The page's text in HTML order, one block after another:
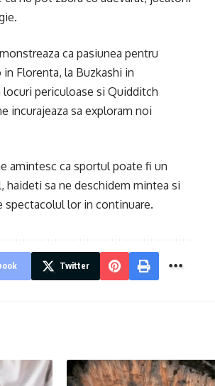
ca pasiunea pentru
Florenta, la Buzkashi in
locuri periculoase si Quidditch
incurajeaza sa exploram noi
amintesc ca sportul poate fi un
haideti sa ne deschidem mintea si
spectacolul lor in continuare.
Twitter